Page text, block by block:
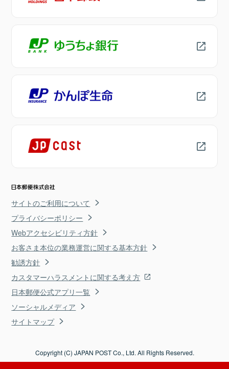
サイトのご利用について
プライバシーポリシー
Webアクセシビリティ方針
お客さま本位の業務運営に関する基本方針
勧誘方針
カスタマーハラスメントに関する考え方
日本郵便公式アプリ一覧
ソーシャルメディア
サイトマップ
Copyright (C) JAPAN POST Co., Ltd. All Rights Reserved.